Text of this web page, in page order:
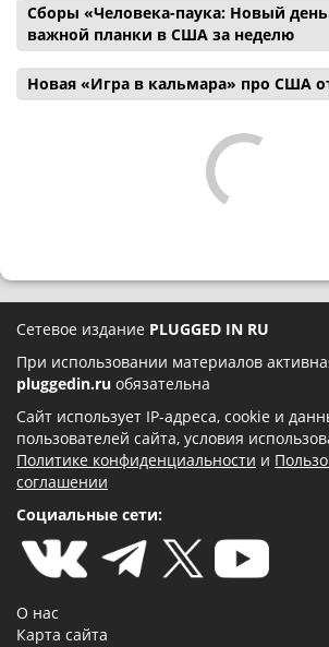
Сборы «Человека-паука: Новый
важной планки в США за неделю
Новая «Игра в кальмара» про США
Сетевое издание PLUGGED IN RU
При использовании материалов
pluggedin.ru обязательна
Сайт использует IP-адреса, cookie и
пользователей сайта, условия
Политике конфиденциальности и
соглашении
Социальные сети:
О нас
Карта сайта